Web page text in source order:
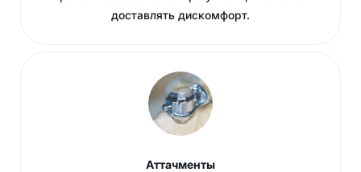
доставлять дискомфорт.
Аттачменты